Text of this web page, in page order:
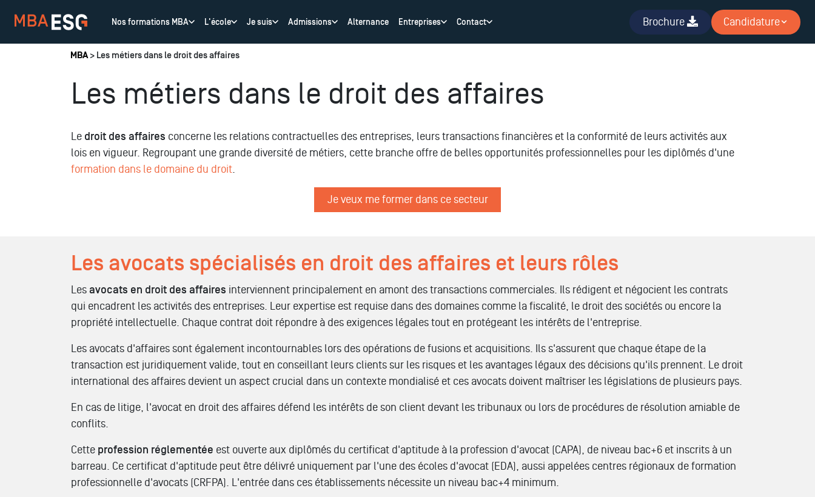
Vous êtes ici
MBA> Les métiers dans le droit des affaires
Les métiers dans le droit des affaires
Le droit des affaires concerne les relations contractuelles des entreprises, leurs transactions financières et la conformité de leurs activités aux
lois en vigueur. Regroupant une grande diversité de métiers, cette branche offre de belles opportunités professionnelles pour les diplômés d'une
formation dans le domaine du droit.
Je veux me former dans ce secteur
Les avocats spécialisés en droit des affaires et leurs rôles
Les avocats en droit des affaires interviennent principalement en amont des transactions commerciales. Ils rédigent et négocient les contrats
qui encadrent les activités des entreprises. Leur expertise est requise dans des domaines comme la fiscalité, le droit des sociétés ou encore la
propriété intellectuelle. Chaque contrat doit répondre à des exigences légales tout en protégeant les intérêts de l'entreprise.
Les avocats d'affaires sont également incontournables lors des opérations de fusions et acquisitions. Ils s'assurent que chaque étape de la
transaction est juridiquement valide, tout en conseillant leurs clients sur les risques et les avantages légaux des décisions qu'ils prennent. Le droit
international des affaires devient un aspect crucial dans un contexte mondialisé et ces avocats doivent maîtriser les législations de plusieurs pays.
En cas de litige, l'avocat en droit des affaires défend les intérêts de son client devant les tribunaux ou lors de procédures de résolution amiable de
conflits.
Cette profession réglementée est ouverte aux diplômés du certificat d'aptitude à la profession d'avocat (CAPA), de niveau bac+6 et inscrits à un
barreau. Ce certificat d'aptitude peut être délivré uniquement par l'une des écoles d'avocat (EDA), aussi appelées centres régionaux de formation
professionnelle d'avocats (CRFPA). L'entrée dans ces établissements nécessite un niveau bac+4 minimum.
Nos formations MBA L'école Je suis Admissions Alternance Entreprises Contact Brochure Candidature